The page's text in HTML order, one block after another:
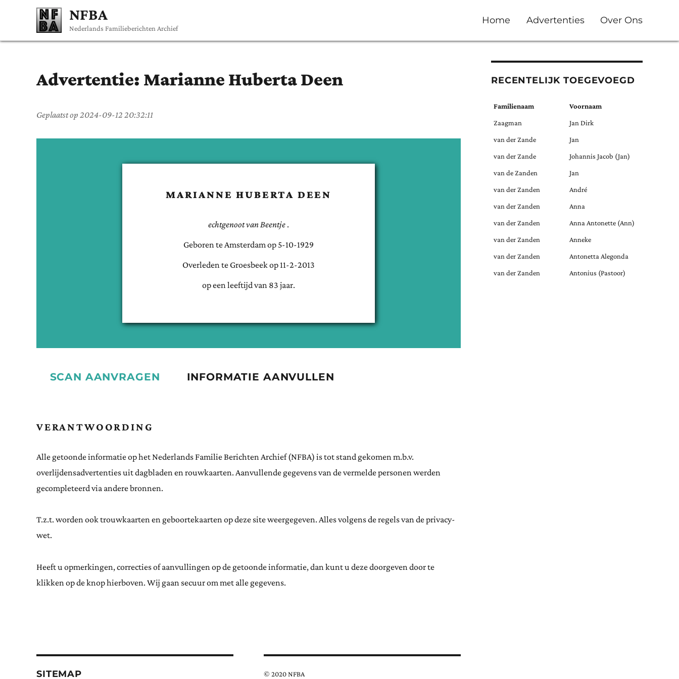
NFBA
Nederlands Familieberichten Archief
Home Advertenties Over Ons
Advertentie: Marianne HubertaDeen
Geplaatst op 2024-09-12 20:32:11
MARIANNE HUBERTA DEEN
echtgenoot van Beentje .
Geboren te Amsterdam op 5-10-1929
Overleden te Groesbeekop 11-2-2013
op een leeftijd van 83 jaar.
SCAN AANVRAGEN INFORMATIE AANVULLEN
VERANTWOORDING
Alle getoonde informatie op het Nederlands Familie Berichten Archief (NFBA) is tot stand gekomen m.b.v.
overlijdensadvertenties uit dagbladen en rouwkaarten. Aanvullende gegevens van de vermelde personen werden
gecompleteerd via andere bronnen.
T.z.t. worden ook trouwkaarten en geboortekaarten op deze site weergegeven. Alles volgens de regels van de privacy-
wet.
Heeft u opmerkingen, correcties of aanvullingen op de getoonde informatie, dan kunt u deze doorgeven door te
klikken op de knop hierboven. Wij gaan secuur om met alle gegevens.
SITEMAP © 2020 NFBA
RECENTELIJK TOEGEVOEGD
Familienaam Voornaam
Zaagman Jan Dirk
van der Zande Jan
van der Zande Johannis Jacob (Jan)
van de Zanden Jan
van der Zanden André
van der Zanden Anna
van der Zanden Anna Antonette (Ann)
van der Zanden Anneke
van der Zanden Antonetta Alegonda
van der Zanden Antonius (Pastoor)